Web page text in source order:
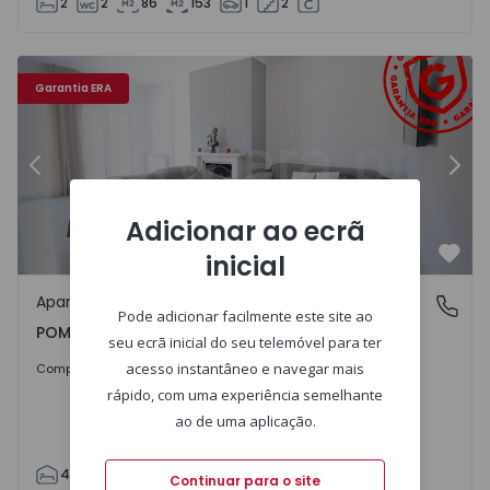
Garantia ERA
Apartamento T4 Pombal, POMBAL - 1512727 - 1
Anterior
POMBAL, Pombal
Apartamento
POMBAL, Pombal
Comprar 420.000 €
4 212 1 2
Adicionar ao ecrã
inicial
Pode adicionar facilmente este site ao
seu ecrã inicial do seu telemóvel para ter
acesso instantâneo e navegar mais
rápido, com uma experiência semelhante
ao de uma aplicação.
Continuar para o site